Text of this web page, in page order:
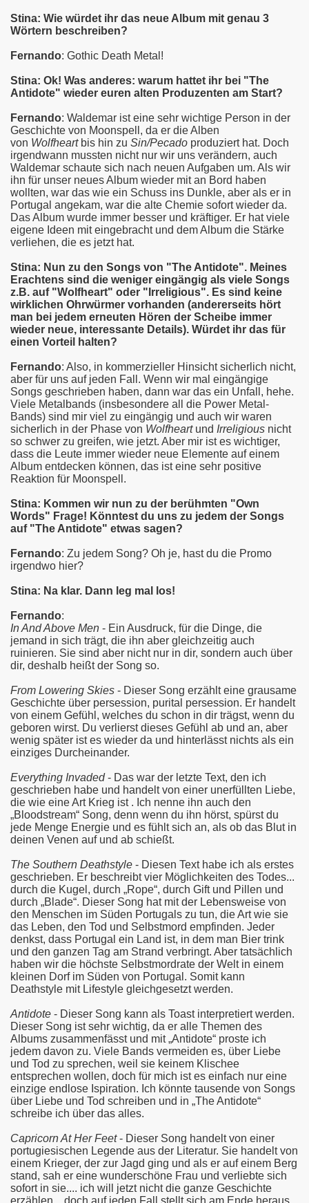
Stina: Wie würdet ihr das neue Album mit genau 3
Wörtern beschreiben?
Fernando: Gothic Death Metal!
Stina: Ok! Was anderes: warum hattet ihr bei "The
Antidote" wieder euren alten Produzenten am Start?
Fernando: Waldemar ist eine sehr wichtige Person in der
Geschichte von Moonspell, da er die Alben
von Wolfheartbis hin zu Sin/Pecado produziert hat. Doch
irgendwann mussten nicht nur wir uns verändern, auch
Waldemar schaute sich nach neuen Aufgaben um. Als wir
ihn für unser neues Album wieder mit an Bord haben
wollten, war das wie ein Schuss ins Dunkle, aber als er in
Portugal angekam, war die alte Chemie sofort wieder da.
Das Album wurde immer besser und kräftiger. Er hat viele
eigene Ideen mit eingebracht und dem Album die Stärke
verliehen, die es jetzt hat.
Stina: Nun zu den Songs von "The Antidote". Meines
Erachtens sind die weniger eingängig als viele Songs
z.B. auf "Wolfheart" oder "Irreligious". Es sind keine
wirklichen Ohrwürmer vorhanden (andererseits hört
man bei jedem erneuten Hören der Scheibe immer
wieder neue, interessante Details). Würdet ihr das für
einen Vorteil halten?
Fernando: Also, in kommerzieller Hinsicht sicherlich nicht,
aber für uns auf jeden Fall. Wenn wir mal eingängige
Songs geschrieben haben, dann war das ein Unfall, hehe.
Viele Metalbands (insbesondere all die Power Metal-
Bands) sind mir viel zu eingängig und auch wir waren
sicherlich in der Phase von Wolfheartund Irreligious nicht
so schwer zu greifen, wie jetzt. Aber mir ist es wichtiger,
dass die Leute immer wieder neue Elemente auf einem
Album entdecken können, das ist eine sehr positive
Reaktion für Moonspell.
Stina: Kommen wir nun zu der berühmten "Own
Words" Frage! Könntest du uns zu jedem der Songs
auf "The Antidote" etwas sagen?
Fernando: Zu jedem Song? Oh je, hast du die Promo
irgendwo hier?
Stina: Na klar. Dann leg mal los!
Fernando:
In And Above Men - Ein Ausdruck, für die Dinge, die
jemand in sich trägt, die ihn aber gleichzeitig auch
ruinieren. Sie sind aber nicht nur in dir, sondern auch über
dir, deshalb heißt der Song so.
From Lowering Skies - Dieser Song erzählt eine grausame
Geschichte über persession, purital persession. Er handelt
von einem Gefühl, welches du schon in dir trägst, wenn du
geboren wirst. Du verlierst dieses Gefühl ab und an, aber
wenig später ist es wieder da und hinterlässt nichts als ein
einziges Durcheinander.
Everything Invaded- Das war der letzte Text, den ich
geschrieben habe und handelt von einer unerfüllten Liebe,
die wie eine Art Krieg ist . Ich nenne ihn auch den
„Bloodstream“ Song, denn wenn du ihn hörst, spürst du
jede Menge Energie und es fühlt sich an, als ob das Blut in
deinen Venen auf und ab schießt.
The Southern Deathstyle - Diesen Text habe ich als erstes
geschrieben. Er beschreibt vier Möglichkeiten des Todes...
durch die Kugel, durch „Rope“, durch Gift und Pillen und
durch „Blade“. Dieser Song hat mit der Lebensweise von
den Menschen im Süden Portugals zu tun, die Art wie sie
das Leben, den Tod und Selbstmord empfinden. Jeder
denkst, dass Portugal ein Land ist, in dem man Bier trink
und den ganzen Tag am Strand verbringt. Aber tatsächlich
haben wir die höchste Selbstmordrate der Welt in einem
kleinen Dorf im Süden von Portugal. Somit kann
Deathstyle mit Lifestyle gleichgesetzt werden.
Antidote - Dieser Song kann als Toast interpretiert werden.
Dieser Song ist sehr wichtig, da er alle Themen des
Albums zusammenfässt und mit „Antidote“ proste ich
jedem davon zu. Viele Bands vermeiden es, über Liebe
und Tod zu sprechen, weil sie keinem Klischee
entsprechen wollen, doch für mich ist es einfach nur eine
einzige endlose Ispiration. Ich könnte tausende von Songs
über Liebe und Tod schreiben und in „The Antidote“
schreibe ich über das alles.
Capricorn At Her Feet- Dieser Song handelt von einer
portugiesischen Legende aus der Literatur. Sie handelt von
einem Krieger, der zur Jagd ging und als er auf einem Berg
stand, sah er eine wunderschöne Frau und verliebte sich
sofort in sie.... ich will jetzt nicht die ganze Geschichte
erzählen... doch auf jeden Fall stellt sich am Ende heraus,